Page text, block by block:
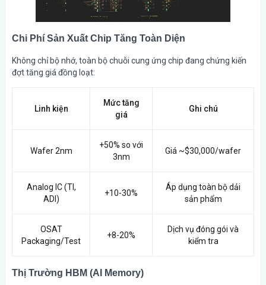
Chi Phí Sản Xuất Chip Tăng Toàn Diện
Không chỉ bộ nhớ, toàn bộ chuỗi cung ứng chip đang chứng kiến
đợt tăng giá đồng loạt:
Linh kiện
Mức tăng
giá
Ghi chú
Wafer 2nm
+50% so với
3nm
Giá ~$30,000/wafer
Analog IC (TI,
ADI)
+10-30%
Áp dụng toàn bộ dải
sản phẩm
OSAT
Packaging/Test
+8-20%
Dịch vụ đóng gói và
kiểm tra
Thị Trường HBM (AI Memory)